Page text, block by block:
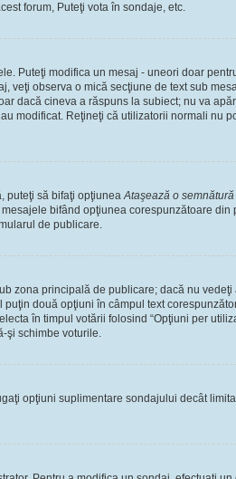
forum, Puteţi vota în sondaje, etc.
Puteţi modifica un mesaj - uneori doar
veţi observa o mică secţiune de text sub
dacă cineva a răspuns la subiect; nu va
modificat. Reţineţi că utilizatorii normali nu
puteţi să bifaţi opţiuneaAtaşează o semnătură
bifând opţiunea corespunzătoare din
de publicare.
zona principală de publicare; dacă nu vedeţi
două opţiuni în câmpul text
în timpul votării folosind “Opţiuni per
şi schimbe voturile.
opţiuni suplimentare sondajului decât limita